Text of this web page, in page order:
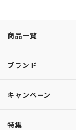
商品一覧
ブランド
キャンペーン
特集